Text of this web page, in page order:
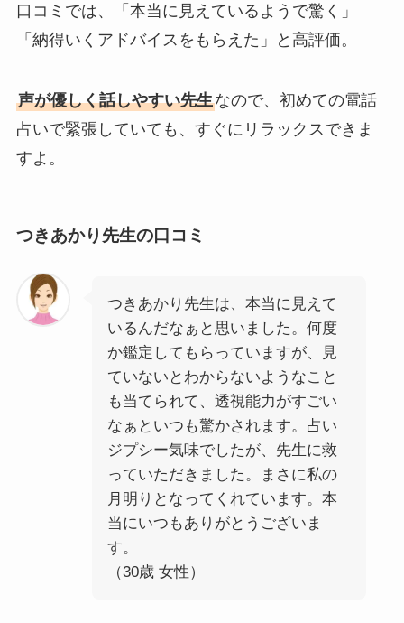
口コミでは、「本当に見えているようで驚く」
「納得いくアドバイスをもらえた」と高評価。
声が優しく話しやすい先生なので、初めての電話
占いで緊張していても、すぐにリラックスできま
すよ。
つきあかり先生の口コミ
つきあかり先生は、本当に見えて
いるんだなぁと思いました。何度
か鑑定してもらっていますが、見
ていないとわからないようなこと
も当てられて、透視能力がすごい
なぁといつも驚かされます。占い
ジプシー気味でしたが、先生に救
っていただきました。まさに私の
月明りとなってくれています。本
当にいつもありがとうございま
す。
（30歳 女性）